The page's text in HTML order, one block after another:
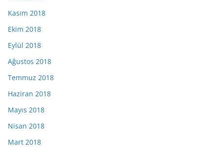
Kasım 2018
Ekim 2018
Eylül 2018
Ağustos 2018
Temmuz 2018
Haziran 2018
Mayıs 2018
Nisan 2018
Mart 2018